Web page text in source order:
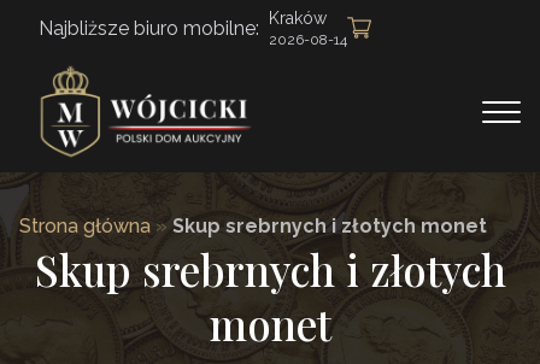
Najbliższe biuro mobilne: Kraków
2026-08-14
Strona główna » Skup srebrnych i złotych monet
Skup srebrnych i złotych
monet